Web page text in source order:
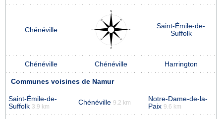
Chénéville
Saint-Émile-de-
Suffolk
Chénéville Chénéville Harrington
Communes voisines de Namur
Saint-Émile-de-
Suffolk 3.9 km
Chénéville 9.2 km
Notre-Dame-de-la-
Paix 9.6 km